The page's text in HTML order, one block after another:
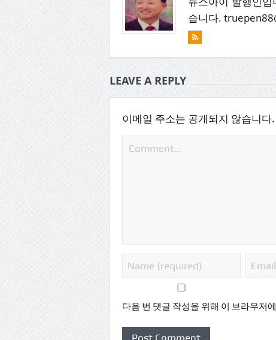
습니다.
LEAVE A REPLY
이메일 주소는 공개되지 않습니다.
다음 번 댓글 작성을 위해 이 브라우저